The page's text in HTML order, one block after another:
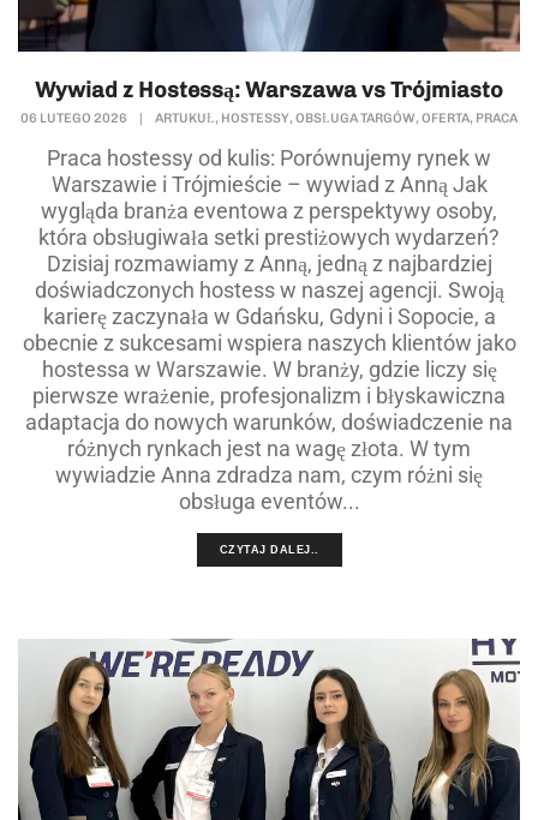
Wywiad z Hostessą: Warszawa vs Trójmiasto
06 LUTEGO 2026 | ARTUKUŁ, HOSTESSY, OBSŁUGA TARGÓW, OFERTA, PRACA
Praca hostessy od kulis: Porównujemy rynek w
Warszawie i Trójmieście – wywiad z Anną Jak
wygląda branża eventowa z perspektywy osoby,
która obsługiwała setki prestiżowych wydarzeń?
Dzisiaj rozmawiamy z Anną, jedną z najbardziej
doświadczonych hostess w naszej agencji. Swoją
karierę zaczynała w Gdańsku, Gdyni i Sopocie, a
obecnie z sukcesami wspiera naszych klientów jako
hostessa w Warszawie. W branży, gdzie liczy się
pierwsze wrażenie, profesjonalizm i błyskawiczna
adaptacja do nowych warunków, doświadczenie na
różnych rynkach jest na wagę złota. W tym
wywiadzie Anna zdradza nam, czym różni się
obsługa eventów...
CZYTAJ DALEJ..